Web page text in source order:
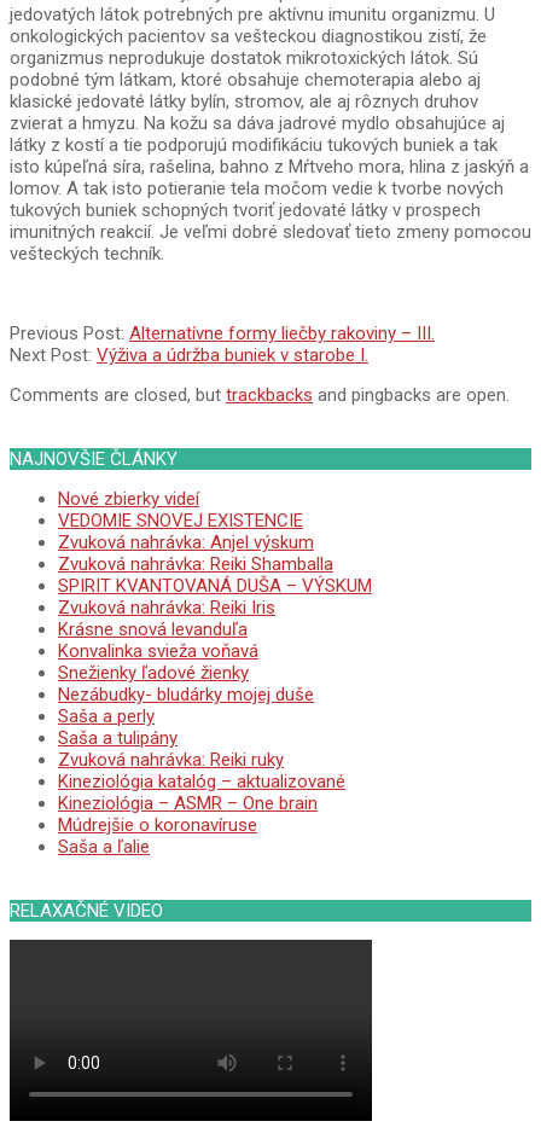
jedovatých látok potrebných pre aktívnu imunitu organizmu. U
onkologických pacientov sa vešteckou diagnostikou zistí, že
organizmus neprodukuje dostatok mikrotoxických látok. Sú
podobné tým látkam, ktoré obsahuje chemoterapia alebo aj
klasické jedovaté látky bylín, stromov, ale aj rôznych druhov
zvierat a hmyzu. Na kožu sa dáva jadrové mydlo obsahujúce aj
látky z kostí a tie podporujú modifikáciu tukových buniek a tak
isto kúpeľná síra, rašelina, bahno z Mŕtveho mora, hlina z jaskýň a
lomov. A tak isto potieranie tela močom vedie k tvorbe nových
tukových buniek schopných tvoriť jedovaté látky v prospech
imunitných reakcií. Je veľmi dobré sledovať tieto zmeny pomocou
vešteckých techník.
2015-
04-
Previous Post: Alternatívne formy liečby rakoviny – III.
Next Post: Výživa a údržba buniek v starobe I.
Comments are closed, but trackbacks and pingbacks are open.
NAJNOVŠIE ČLÁNKY
Nové zbierky videí
VEDOMIE SNOVEJ EXISTENCIE
Zvuková nahrávka: Anjel výskum
Zvuková nahrávka: Reiki Shamballa
SPIRIT KVANTOVANÁ DUŠA – VÝSKUM
Zvuková nahrávka: Reiki Iris
Krásne snová levanduľa
Konvalinka svieža voňavá
Snežienky ľadové žienky
Nezábudky- bludárky mojej duše
Saša a perly
Saša a tulipány
Zvuková nahrávka: Reiki ruky
Kineziológia katalóg – aktualizované
Kineziológia – ASMR – One brain
Múdrejšie o koronavíruse
Saša a ľalie
RELAXAČNÉ VIDEO